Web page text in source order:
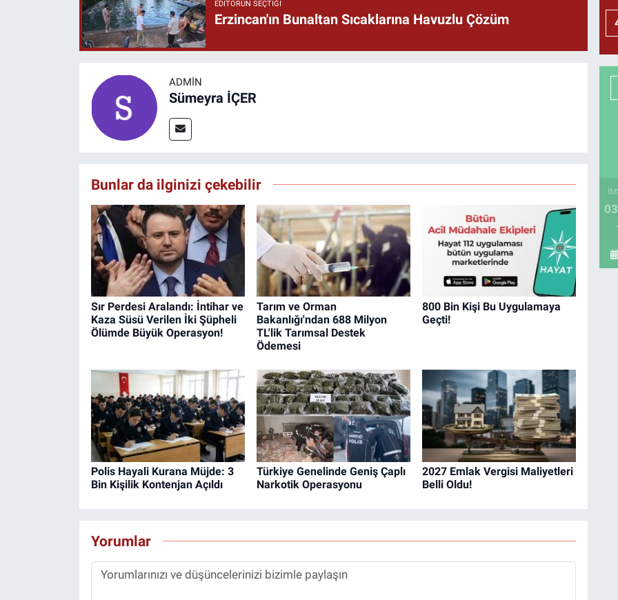
EDITÖRÜN SEÇTIĞI
Erzincan'ın Bunaltan Sıcaklarına Havuzlu Çözüm
ADMIN
Sümeyra İÇER
Bunlar da ilginizi çekebilir
Sır Perdesi Aralandı: İntihar ve
Kaza Süsü Verilen İki Şüpheli
Ölümde Büyük Operasyon!
Tarım ve Orman
Bakanlığı'ndan 688 Milyon
TL'lik Tarımsal Destek
Ödemesi
800 Bin Kişi Bu Uygulamaya
Geçti!
Polis Hayali Kurana Müjde: 3
Bin Kişilik Kontenjan Açıldı
Türkiye Genelinde Geniş Çaplı
Narkotik Operasyonu
2027 Emlak Vergisi Maliyetleri
Belli Oldu!
Yorumlar